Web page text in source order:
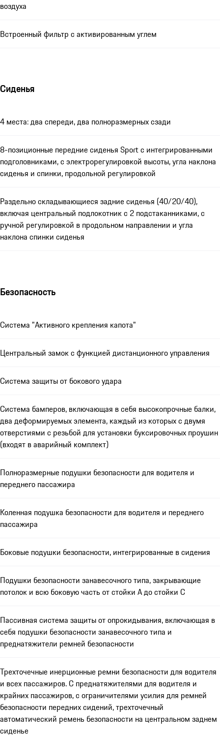
воздуха
Встроенный фильтр с активированным углем
Сиденья
4 места: два спереди, два полноразмерных сзади
8-позиционные передние сиденья Sport с интегрированными
подголовниками, с электрорегулировкой высоты, угла наклона
сиденья и спинки, продольной регулировкой
Раздельно складывающиеся задние сиденья (40/20/40),
включая центральный подлокотник с 2 подстаканниками, с
ручной регулировкой в продольном направлении и угла
наклона спинки сиденья
Безопасность
Система "Активного крепления капота"
Центральный замок с функцией дистанционного управления
Система защиты от бокового удара
Система бамперов, включающая в себя высокопрочные балки,
два деформируемых элемента, каждый из которых с двумя
отверстиями с резьбой для установки буксировочных проушин
(входят в аварийный комплект)
Полноразмерные подушки безопасности для водителя и
переднего пассажира
Коленная подушка безопасности для водителя и переднего
пассажира
Боковые подушки безопасности, интегрированные в сидения
Подушки безопасности занавесочного типа, закрывающие
потолок и всю боковую часть от стойки А до стойки С
Пассивная система защиты от опрокидывания, включающая в
себя подушки безопасности занавесочного типа и
преднатяжители ремней безопасности
Трехточечные инерционные ремни безопасности для водителя
и всех пассажиров. С преднатяжителями для водителя и
крайних пассажиров, с ограничителями усилия для ремней
безопасности передних сидений, трехточечный
автоматический ремень безопасности на центральном заднем
сиденье